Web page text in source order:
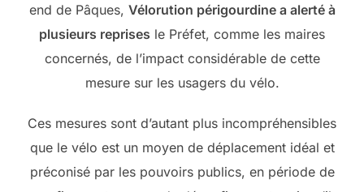
end de Pâques, Vélorution périgourdine a alerté à
plusieurs reprises le Préfet, comme les maires
concernés, de l’impact considérable de cette
mesure sur les usagers du vélo.
Ces mesures sont d’autant plus incompréhensibles
que le vélo est un moyen de déplacement idéal et
préconisé par les pouvoirs publics, en période de